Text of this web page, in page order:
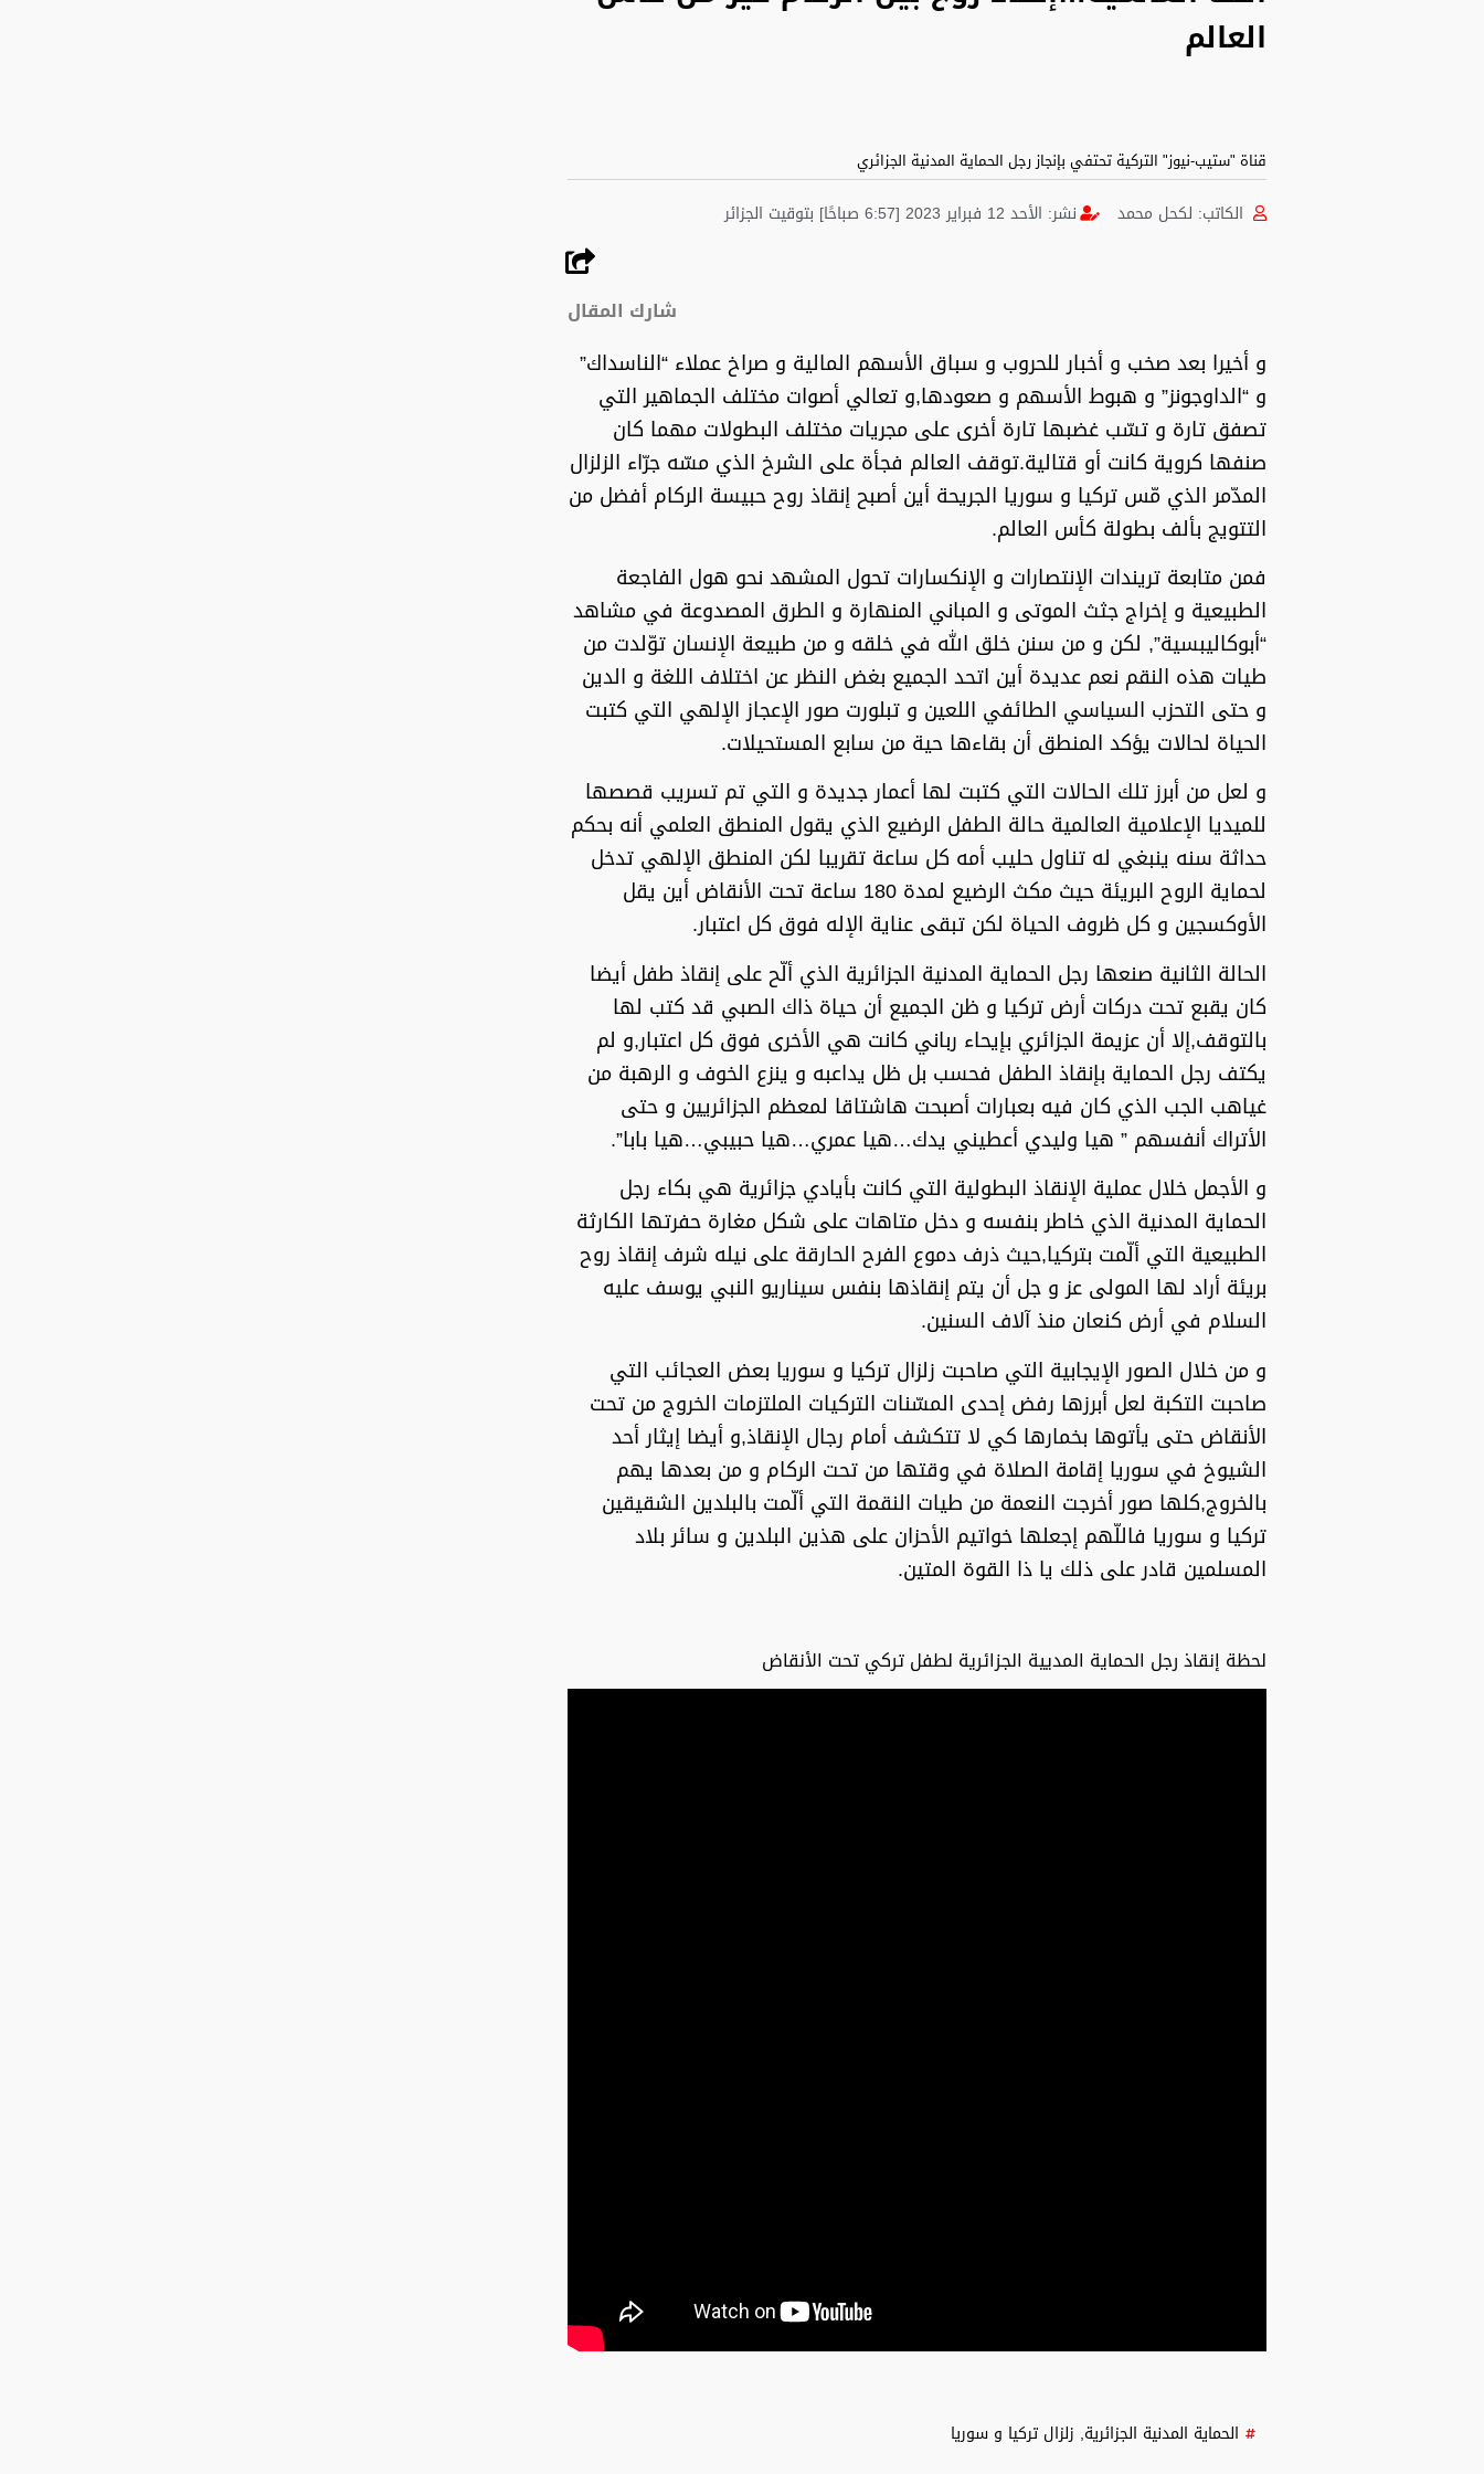
العالم
قناة "ستيب-نيوز" التركية تحتفي بإنجاز رجل الحماية المدنية الجزائري
الكاتب: لكحل محمد نشر: الأحد 12 فبراير 2023 [6:57 صباحًا] بتوقيت الجزائر
شارك المقال
و أخيرا بعد صخب و أخبار للحروب و سباق الأسهم المالية و صراخ عملاء “الناسداك”
و “الداوجونز” و هبوط الأسهم و صعودها,و تعالي أصوات مختلف الجماهير التي
تصفق تارة و تسّب غضبها تارة أخرى على مجريات مختلف البطولات مهما كان
صنفها كروية كانت أو قتالية.توقف العالم فجأة على الشرخ الذي مسّه جرّاء الزلزال
المدّمر الذي مّس تركيا و سوريا الجريحة أين أصبح إنقاذ روح حبيسة الركام أفضل من
التتويج بألف بطولة كأس العالم.
فمن متابعة تريندات الإنتصارات و الإنكسارات تحول المشهد نحو هول الفاجعة
الطبيعية و إخراج جثث الموتى و المباني المنهارة و الطرق المصدوعة في مشاهد
“أبوكاليبسية”, لكن و من سنن خلق الله في خلقه و من طبيعة الإنسان توّلدت من
طيات هذه النقم نعم عديدة أين اتحد الجميع بغض النظر عن اختلاف اللغة و الدين
و حتى التحزب السياسي الطائفي اللعين و تبلورت صور الإعجاز الإلهي التي كتبت
الحياة لحالات يؤكد المنطق أن بقاءها حية من سابع المستحيلات.
و لعل من أبرز تلك الحالات التي كتبت لها أعمار جديدة و التي تم تسريب قصصها
للميديا الإعلامية العالمية حالة الطفل الرضيع الذي يقول المنطق العلمي أنه بحكم
حداثة سنه ينبغي له تناول حليب أمه كل ساعة تقريبا لكن المنطق الإلهي تدخل
لحماية الروح البريئة حيث مكث الرضيع لمدة 180 ساعة تحت الأنقاض أين يقل
الأوكسجين و كل ظروف الحياة لكن تبقى عناية الإله فوق كل اعتبار.
الحالة الثانية صنعها رجل الحماية المدنية الجزائرية الذي ألّح على إنقاذ طفل أيضا
كان يقبع تحت دركات أرض تركيا و ظن الجميع أن حياة ذاك الصبي قد كتب لها
بالتوقف,إلا أن عزيمة الجزائري بإيحاء رباني كانت هي الأخرى فوق كل اعتبار,و لم
يكتف رجل الحماية بإنقاذ الطفل فحسب بل ظل يداعبه و ينزع الخوف و الرهبة من
غياهب الجب الذي كان فيه بعبارات أصبحت هاشتاقا لمعظم الجزائريين و حتى
الأتراك أنفسهم ” هيا وليدي أعطيني يدك…هيا عمري…هيا حبيبي…هيا بابا”.
و الأجمل خلال عملية الإنقاذ البطولية التي كانت بأيادي جزائرية هي بكاء رجل
الحماية المدنية الذي خاطر بنفسه و دخل متاهات على شكل مغارة حفرتها الكارثة
الطبيعية التي ألّمت بتركيا,حيث ذرف دموع الفرح الحارقة على نيله شرف إنقاذ روح
بريئة أراد لها المولى عز و جل أن يتم إنقاذها بنفس سيناريو النبي يوسف عليه
السلام في أرض كنعان منذ آلاف السنين.
و من خلال الصور الإيجابية التي صاحبت زلزال تركيا و سوريا بعض العجائب التي
صاحبت التكبة لعل أبرزها رفض إحدى المسّنات التركيات الملتزمات الخروج من تحت
الأنقاض حتى يأتوها بخمارها كي لا تتكشف أمام رجال الإنقاذ,و أيضا إيثار أحد
الشيوخ في سوريا إقامة الصلاة في وقتها من تحت الركام و من بعدها يهم
بالخروج,كلها صور أخرجت النعمة من طيات النقمة التي ألّمت بالبلدين الشقيقين
تركيا و سوريا فاللّهم إجعلها خواتيم الأحزان على هذين البلدين و سائر بلاد
المسلمين قادر على ذلك يا ذا القوة المتين.
لحظة إنقاذ رجل الحماية المديية الجزائرية لطفل تركي تحت الأنقاض
الحماية المدنية الجزائرية, زلزال تركيا و سوريا